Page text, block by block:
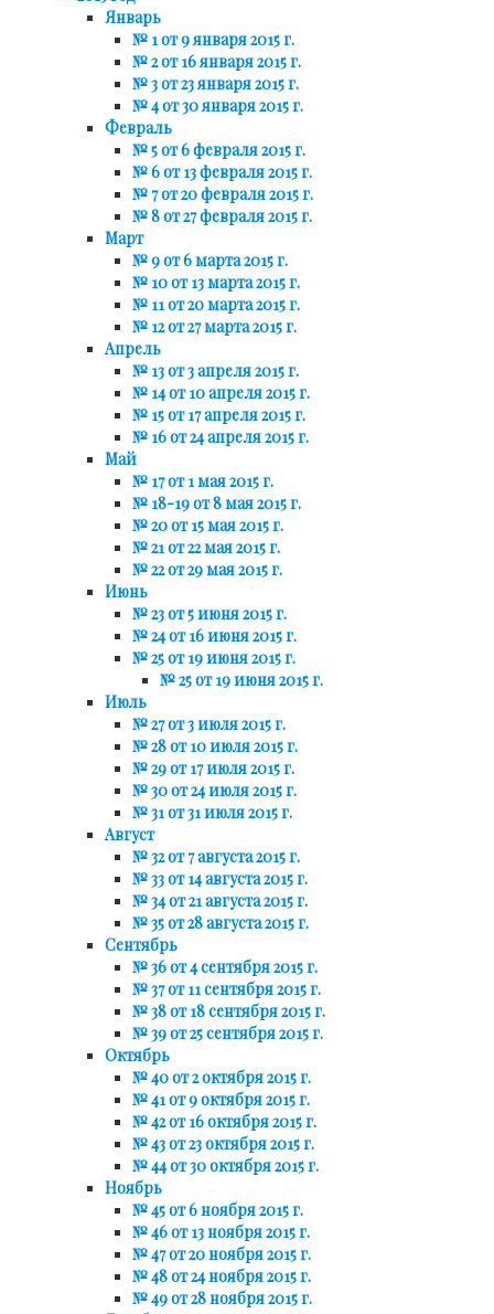
Январь
№ 1 от 9 января 2015 г.
№ 2 от 16 января 2015 г.
№ 3 от 23 января 2015 г.
№ 4 от 30 января 2015 г.
Февраль
№ 5 от 6 февраля 2015 г.
№ 6 от 13 февраля 2015 г.
№ 7 от 20 февраля 2015 г.
№ 8 от 27 февраля 2015 г.
Март
№ 9 от 6 марта 2015 г.
№ 10 от 13 марта 2015 г.
№ 11 от 20 марта 2015 г.
№ 12 от 27 марта 2015 г.
Апрель
№ 13 от 3 апреля 2015 г.
№ 14 от 10 апреля 2015 г.
№ 15 от 17 апреля 2015 г.
№ 16 от 24 апреля 2015 г.
Май
№ 17 от 1 мая 2015 г.
№ 18-19 от 8 мая 2015 г.
№ 20 от 15 мая 2015 г.
№ 21 от 22 мая 2015 г.
№ 22 от 29 мая 2015 г.
Июнь
№ 23 от 5 июня 2015 г.
№ 24 от 16 июня 2015 г.
№ 25 от 19 июня 2015 г.
№ 25 от 19 июня 2015 г.
Июль
№ 27 от 3 июля 2015 г.
№ 28 от 10 июля 2015 г.
№ 29 от 17 июля 2015 г.
№ 30 от 24 июля 2015 г.
№ 31 от 31 июля 2015 г.
Август
№ 32 от 7 августа 2015 г.
№ 33 от 14 августа 2015 г.
№ 34 от 21 августа 2015 г.
№ 35 от 28 августа 2015 г.
Сентябрь
№ 36 от 4 сентября 2015 г.
№ 37 от 11 сентября 2015 г.
№ 38 от 18 сентября 2015 г.
№ 39 от 25 сентября 2015 г.
Октябрь
№ 40 от 2 октября 2015 г.
№ 41 от 9 октября 2015 г.
№ 42 от 16 октября 2015 г.
№ 43 от 23 октября 2015 г.
№ 44 от 30 октября 2015 г.
Ноябрь
№ 45 от 6 ноября 2015 г.
№ 46 от 13 ноября 2015 г.
№ 47 от 20 ноября 2015 г.
№ 48 от 24 ноября 2015 г.
№ 49 от 28 ноября 2015 г.